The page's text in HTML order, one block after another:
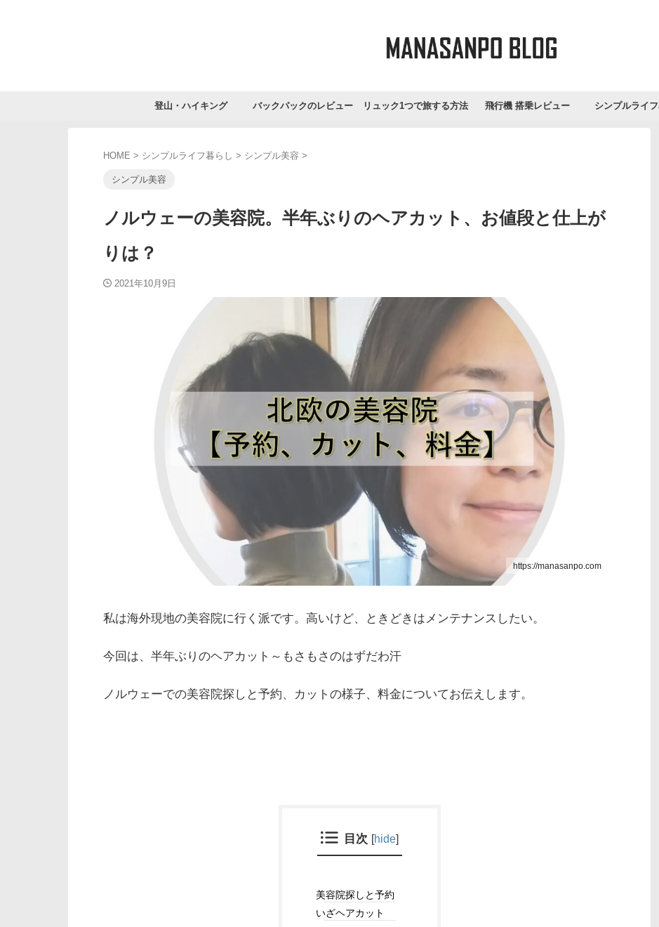
登山・ハイキング バックパックのレビュー リュック1つで旅する方法 飛行機 搭乗レビュー シンプルライ
HOME > シンプルライフ暮らし > シンプル美容 >
シンプル美容
ノルウェーの美容院。半年ぶりのヘアカット、お値段と仕上が
りは？
2021年10月9日
https://manasanpo.com
私は海外現地の美容院に行く派です。高いけど、ときどきはメンテナンスしたい。
今回は、半年ぶりのヘアカット～もさもさのはずだわ汗
ノルウェーでの美容院探しと予約、カットの様子、料金についてお伝えします。
目次 [hide]
美容院探しと予約
いざヘアカット